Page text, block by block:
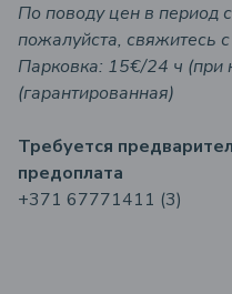
По поводу цен в период
пожалуйста, свяжитесь
Парковка: 15€/24 ч (при
(гарантированная)
Требуется
предоплата
+371 67771411 (3)